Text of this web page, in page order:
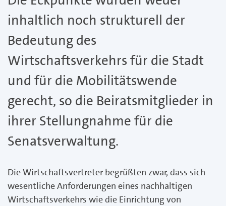
inhaltlich noch strukturell der
Bedeutung des
Wirtschaftsverkehrs für die Stadt
und für die Mobilitätswende
gerecht, so die Beiratsmitglieder in
ihrer Stellungnahme für die
Senatsverwaltung.
Die Wirtschaftsvertreter begrüßten zwar, dass sich
wesentliche Anforderungen eines nachhaltigen
Wirtschaftsverkehrs wie die Einrichtung von